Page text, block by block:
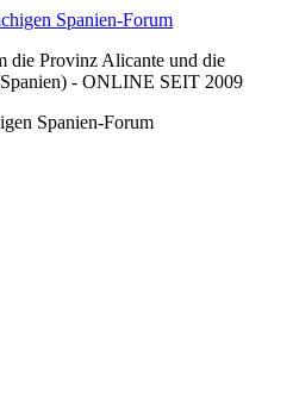
die Provinz Alicante und die
- ONLINE SEIT 2009
Spanien-Forum